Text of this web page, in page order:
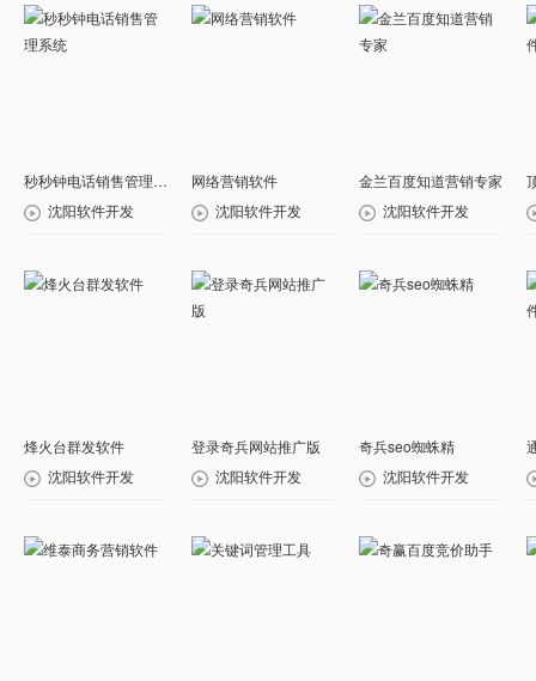
秒秒钟电话销售管理系统
沈阳软件开发
网络营销软件
沈阳软件开发
金兰百度知道营销专家
沈阳软件开发
烽火台群发软件
沈阳软件开发
登录奇兵网站推广版
沈阳软件开发
奇兵seo蜘蛛精
沈阳软件开发